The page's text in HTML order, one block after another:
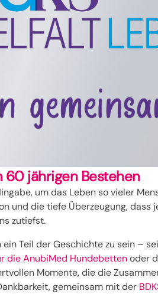
60 jährigen Bestehen
um das Leben so vieler
und die tiefe Überzeugung, dass
zutiefst.
Teil der Geschichte zu sein –
die AnubiMed Hundebettenoder
Momente, die die
gemeinsam mit der